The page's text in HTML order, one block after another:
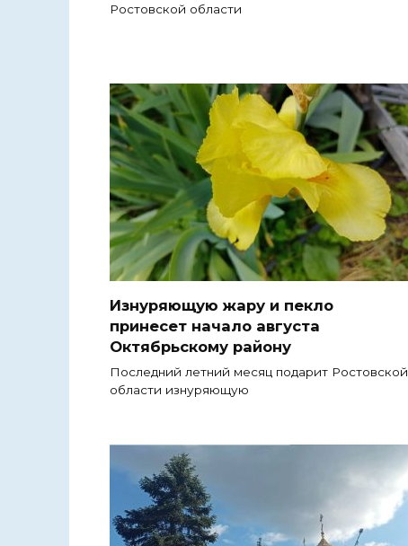
Ростовской области
Изнуряющую жару и пекло
принесет начало августа
Октябрьскому району
Последний летний месяц подарит Ростовской
области изнуряющую